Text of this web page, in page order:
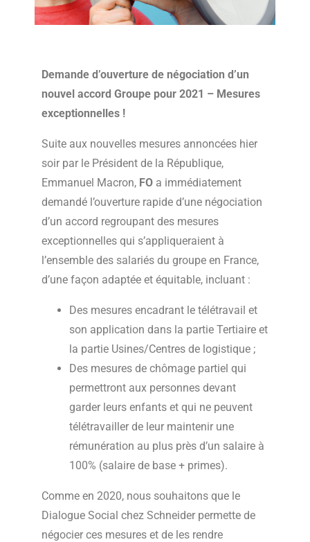
Demande d’ouverture de négociation d’un
nouvel accord Groupe pour 2021 – Mesures
exceptionnelles !
Suite aux nouvelles mesures annoncées hier
soir par le Président de la République,
Emmanuel Macron, FO a immédiatement
demandé l’ouverture rapide d’une négociation
d’un accord regroupant des mesures
exceptionnelles qui s’appliqueraient à
l’ensemble des salariés du groupe en France,
d’une façon adaptée et équitable, incluant :
Des mesures encadrant le télétravail et
son application dans la partie Tertiaire et
la partie Usines/Centres de logistique ;
Des mesures de chômage partiel qui
permettront aux personnes devant
garder leurs enfants et qui ne peuvent
télétravailler de leur maintenir une
rémunération au plus près d’un salaire à
100% (salaire de base + primes).
Comme en 2020, nous souhaitons que le
Dialogue Social chez Schneider permette de
négocier ces mesures et de les rendre